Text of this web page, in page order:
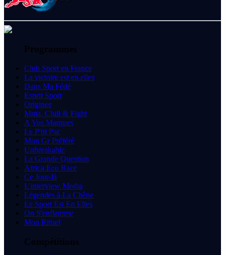
Programmes
Club Sport en France
La victoire est en elles
Dans Ma Fédé
Esprit Sport
Origines
Mma, Chill & Fight
A Vos Marques
Le P'tit Pac
Mon Gr Préféré
Unbreakable
La Grande Question
Africa Eco Race
Ce Jour-là
L'interview Media
Légendes à La Chêne
Le Sport Est En Elles
On S'enflamme
Mon Rituel
Compétitions